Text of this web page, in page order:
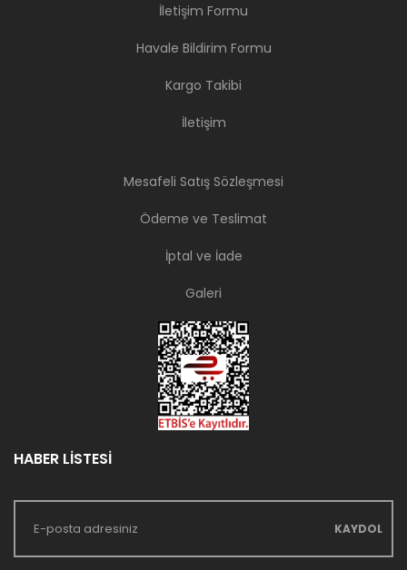
İletişim Formu
Havale Bildirim Formu
Kargo Takibi
İletişim
Mesafeli Satış Sözleşmesi
Ödeme ve Teslimat
İptal ve İade
Galeri
HABER LİSTESİ
KAYDOL